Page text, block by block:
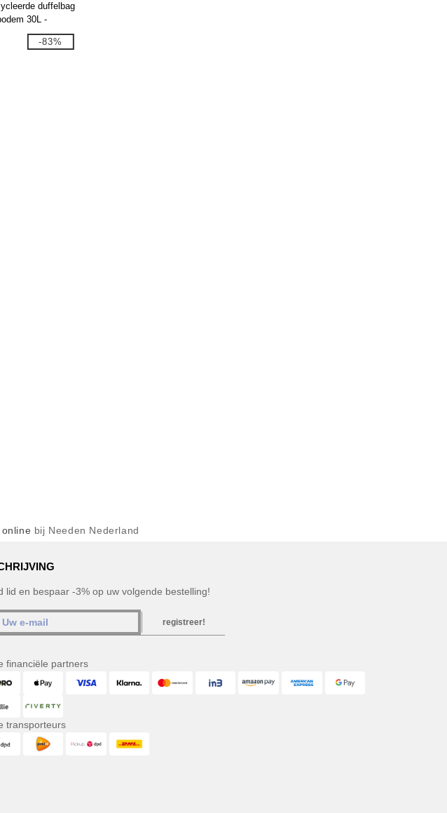
duffelbag
30L -
-83%
bij Needen Nederland
lid en bespaar -3% op uw volgende bestelling!
registreer!
financiële partners
transporteurs